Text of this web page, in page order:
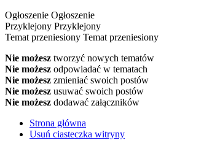
Ogłoszenie Ogłoszenie
Przyklejony Przyklejony
Temat przeniesiony Temat przeniesiony
Nie możesz tworzyć nowych tematów
Nie możesz odpowiadać w tematach
Nie możesz zmieniać swoich postów
Nie możesz usuwać swoich postów
Nie możesz dodawać załączników
Strona główna
Usuń ciasteczka witryny